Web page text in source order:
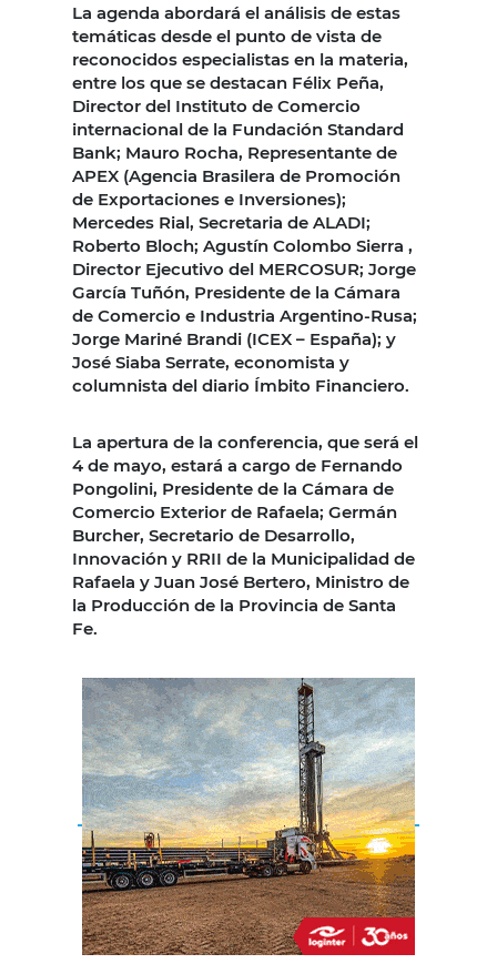
La agenda abordará el análisis de estas
temáticas desde el punto de vista de
reconocidos especialistas en la materia,
entre los que se destacan Félix Peña,
Director del Instituto de Comercio
internacional de la Fundación Standard
Bank; Mauro Rocha, Representante de
APEX (Agencia Brasilera de Promoción
de Exportaciones e Inversiones);
Mercedes Rial, Secretaria de ALADI;
Roberto Bloch; Agustín Colombo Sierra ,
Director Ejecutivo del MERCOSUR; Jorge
García Tuñón, Presidente de la Cámara
de Comercio e Industria Argentino-Rusa;
Jorge Mariné Brandi (ICEX – España); y
José Siaba Serrate, economista y
columnista del diario Ímbito Financiero.
La apertura de la conferencia, que será el
4 de mayo, estará a cargo de Fernando
Pongolini, Presidente de la Cámara de
Comercio Exterior de Rafaela; Germán
Burcher, Secretario de Desarrollo,
Innovación y RRII de la Municipalidad de
Rafaela y Juan José Bertero, Ministro de
la Producción de la Provincia de Santa
Fe.